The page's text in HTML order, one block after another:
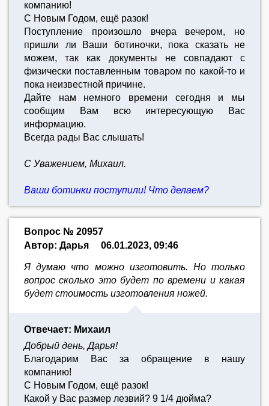
компанию!
С Новым Годом, ещё разок!
Поступление произошло вчера вечером, но
пришли ли Ваши ботиночки, пока сказать не
можем, так как документы не совпадают с
физически поставленным товаром по какой-то и
пока неизвестной причине.
Дайте нам немного времени сегодня и мы
сообщим Вам всю интересующую Вас
информацию.
Всегда рады Вас слышать!
С Уважением, Михаил.
Ваши ботинки поступили! Что делаем?
Вопрос № 20957
Автор: Дарья
06.01.2023, 09:46
Я думаю что можно изготовить. Но только
вопрос сколько это будет по времени и какая
будет стоимость изготовления ножей.
Отвечает: Михаил
Добрый день, Дарья!
Благодарим Вас за обращение в нашу
компанию!
С Новым Годом, ещё разок!
Какой у Вас размер лезвий? 9 1/4 дюйма?